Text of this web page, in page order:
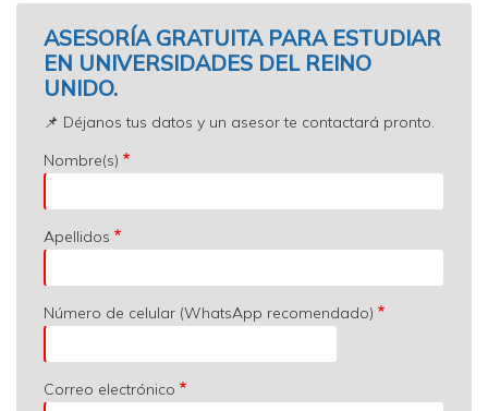
ASESORÍA GRATUITA PARA ESTUDIAR
EN UNIVERSIDADES DEL REINO
UNIDO.
📌 Déjanos tus datos y un asesor te contactará pronto.
Nombre(s)
Apellidos
Número de celular (WhatsApp recomendado)
Correo electrónico